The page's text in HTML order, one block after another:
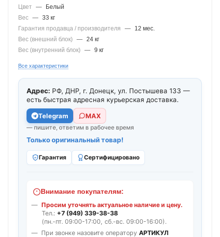
Цвет
—
Белый
Вес — 33 кг
Гарантия продавца / производителя
—
12 мес.
Вес (внешний блок)
— 24 кг
Вес (внутренний блок)
— 9 кг
Все характеристики
Адрес: РФ, ДНР, г. Донецк, ул. Постышева 133 —
есть быстрая адресная курьерская доставка.
Telegram МАХ
— пишите, ответим в рабочее время
Только оригинальный товар!
Гарантия Сертифицировано
Внимание покупателям:
Просим уточнять актуальное наличие и цену.
Тел.: +7 (949) 339-38-38
(пн.-пт. 09:00-17:00, сб.-вс. 09:00-16:00).
При звонке назовите оператору АРТИКУЛ